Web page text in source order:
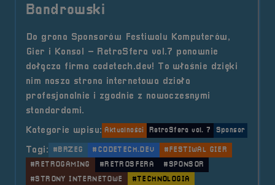
Bandrowski
Do grona Sponsorów Festiwalu Komputerów,
Gier i Konsol – RetroSfera vol.7 ponownie
dołącza firma codetech.dev! To właśnie dzięki
nim nasza strona internetowa działa
profesjonalnie i zgodnie z nowoczesnymi
standardami.
Kategorie wpisu: Aktualności RetroSfera vol. 7 Sponsor
Tagi: #BRZEG #CODETECH.DEV
#FESTIWAL GIER
#RETROGAMING
#RETROSFERA
#SPONSOR
#STRONY INTERNETOWE
#TECHNOLOGIA